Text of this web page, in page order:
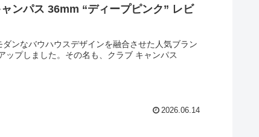
ンパス 36mm “ディープピンク” レビ
ンなバウハウスデザインを融合させた人気ブラン
ップしました。その名も、クラブ キャンパス
2026.06.14